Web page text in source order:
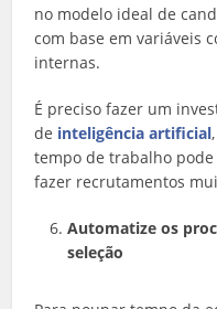
no modelo ideal de
com base em variáveis
internas.
É preciso fazer um
de inteligência artificial
tempo de trabalho
fazer recrutamentos
Automatize os
seleção